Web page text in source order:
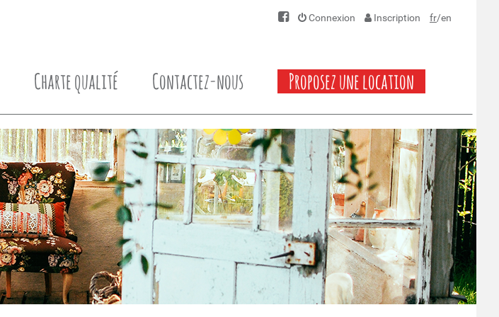
Connexion Inscription fr/en
Charte qualité Contactez-nous Proposez une location